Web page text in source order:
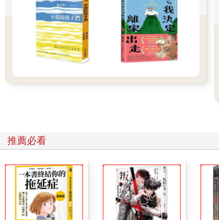
不過有些人的平原卻暗藏著最致命的窪地陷阱。記得那是二○○二
年，我在日本攻讀博士學位時，NHK推出了一系列的節目，探討
日本當時最紅的年度代表詞「少子高齡化」。眾所周知，日本是
世界上排名前端的高齡化大國，各色各樣的高齡者問題，正讓日
本政府焦頭爛額：年金、高齡危險駕駛、高齡獨居、孤獨死、高
齡疾病照顧、長照……
其中一個非常非常奇特的犯罪現象，在這系列節目中被正式提出
—高齡者收銀檯前竊盜案件。
殺時間也好、無聊也罷，這些小商品至少讓結帳不再是了無生趣
的等待，而是一種消磨時間或是換個小零錢的最佳所在。
也因為這樣，收銀檯前的商品陳列有一個業界不會告訴你的秘
密：那就是，收銀檯前的商品，價格都不會超過當地紙鈔的最小
面額。
舉例來說，日幣紙鈔的最小面額是一千日圓，收銀檯前就擺一些
幾百塊的商品；台幣紙鈔的最小面額是一百元，那收銀檯前就擺
一些幾十塊錢的商品。因為這些小錢方便找零，也容易下決定，
推薦必看